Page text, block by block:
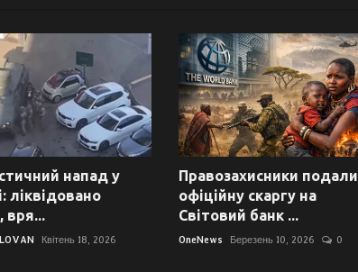
напад у
ліквідовано
вря...
Квітень 18, 2026
Правозахисники подали
офіційну скаргу на
Світовий банк ...
OneNews Березень 10, 2026 0